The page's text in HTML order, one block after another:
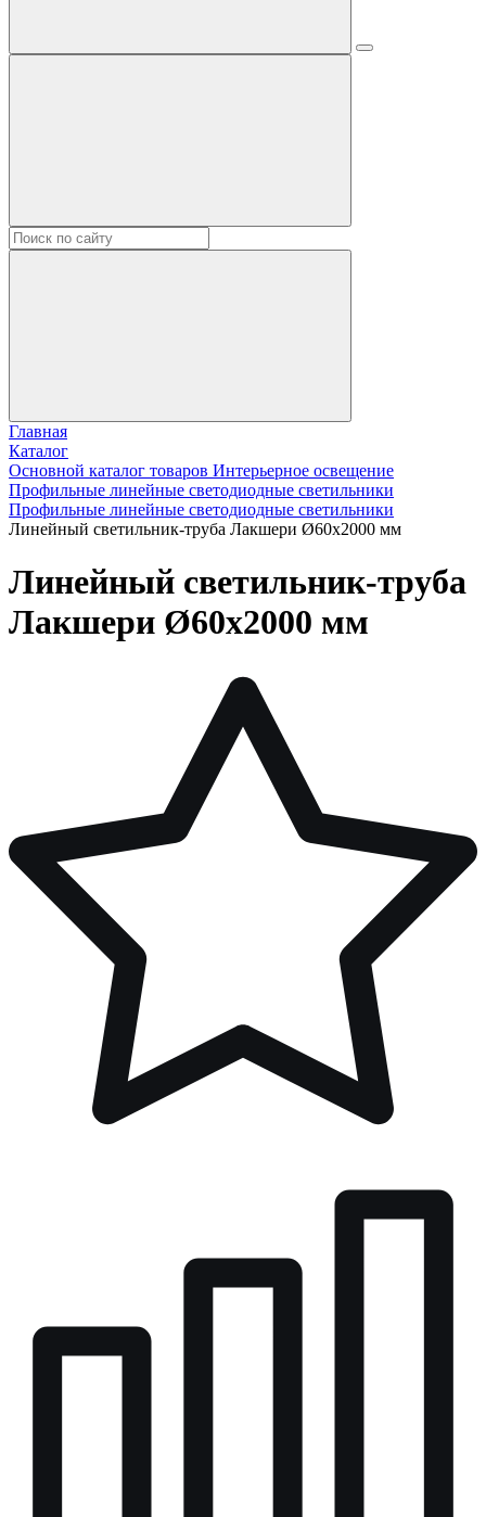
Главная
Каталог
Основной каталог товаров Интерьерное освещение
Профильные линейные светодиодные светильники
Профильные линейные светодиодные светильники
Линейный светильник-труба Лакшери Ø60х2000 мм
Линейный светильник-труба
Лакшери Ø60х2000 мм